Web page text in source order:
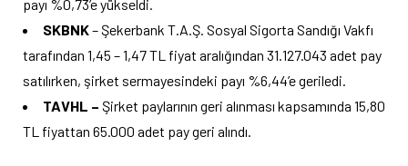
payı %0,73’e yükseldi.
SKBNK– Şekerbank T.A.Ş. Sosyal Sigorta Sandığı Vakfı
tarafından 1,45 – 1,47 TL fiyat aralığından 31.127.043 adet pay
satılırken, şirket sermayesindeki payı %6,44’e geriledi.
TAVHL – Şirket paylarının geri alınması kapsamında 15,80
TL fiyattan 65.000 adet pay geri alındı.